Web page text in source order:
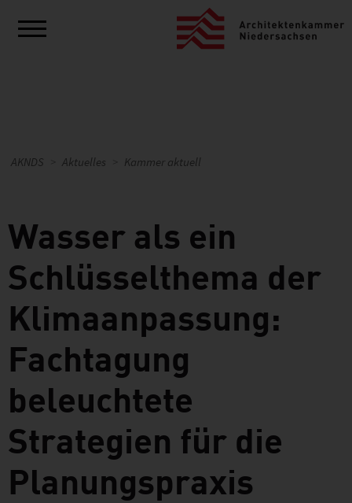
AKNDS Aktuelles Kammer aktuell
Wasser als ein
Schlüsselthema der
Klimaanpassung:
Fachtagung
beleuchtete
Strategien für die
Planungspraxis